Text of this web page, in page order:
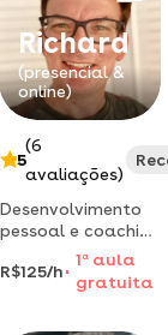
aprenda desde o
básico até
funções
avançadas, com
foco em
aplicações reais
Richard
(presencial &
online)
5
(6
avaliações)
Desenvolvimento
pessoal e coaching
de vida. sou coach
formado pelo ibc,
graduado em
R$125/h
1 aaula
gratuita